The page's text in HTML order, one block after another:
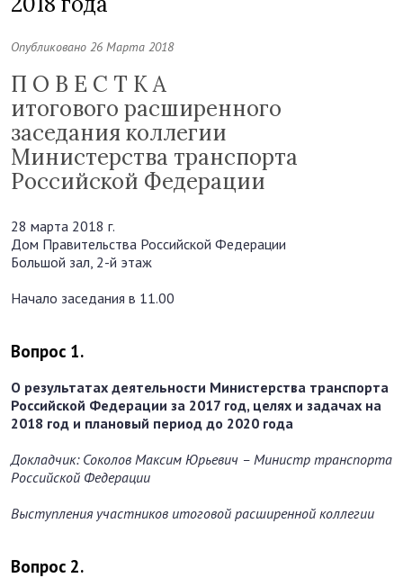
Опубликовано 26 Марта 2018
П О В Е С Т К А
итогового расширенного
заседания коллегии
Министерства транспорта
Российской Федерации
28 марта 2018 г.
Дом Правительства Российской Федерации
Большой зал, 2-й этаж
Начало заседания в 11.00
Вопрос 1.
О результатах деятельности Министерства транспорта
Российской Федерации за 2017 год, целях и задачах на
2018 год и плановый период до 2020 года
Докладчик: Соколов Максим Юрьевич – Министр транспорта
Российской Федерации
Выступления участников итоговой расширенной коллегии
Вопрос 2.